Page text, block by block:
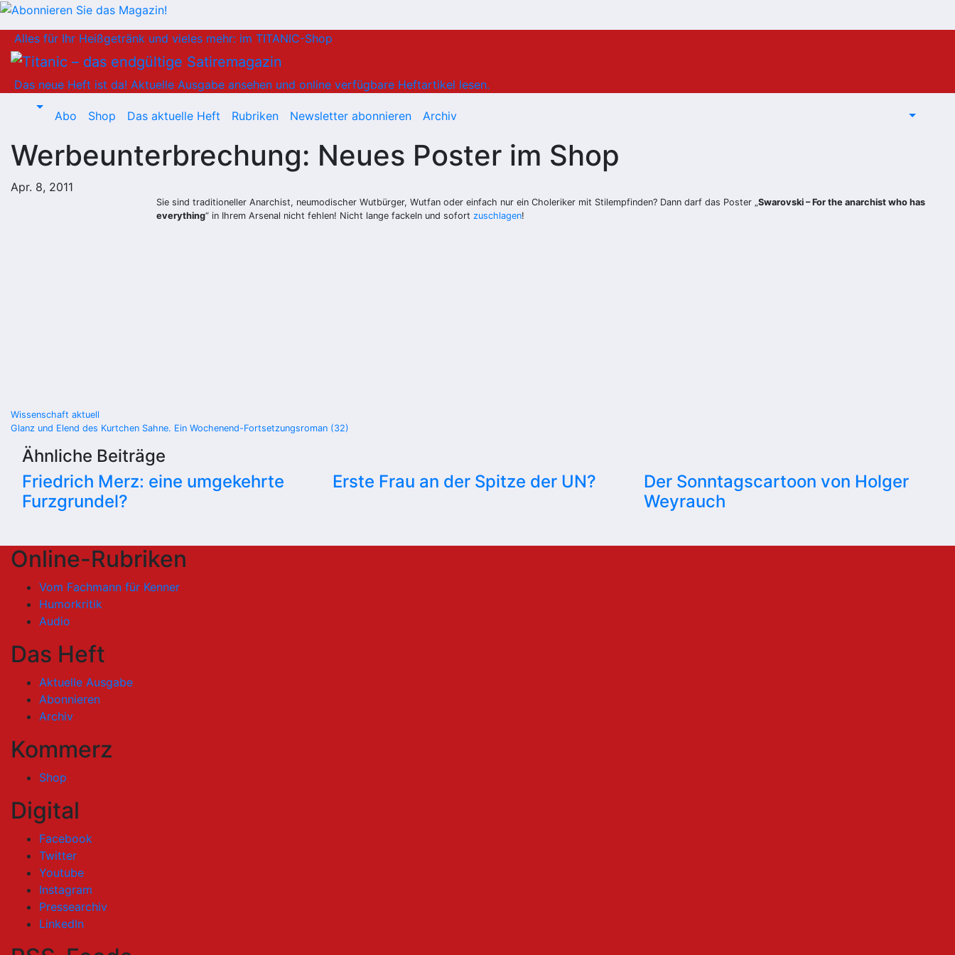
Inhalt
springen
Alles für Ihr Heißgetränk und vieles mehr: im TITANIC-Shop
Das neue Heft ist da! Aktuelle Ausgabe ansehen und online verfügbare Heftartikel lesen.
Abo Shop Das aktuelle Heft Rubriken Newsletter abonnieren Archiv
Werbeunterbrechung: Neues Poster im Shop
Apr. 8, 2011
Sie sind traditioneller Anarchist, neumodischer Wutbürger, Wutfan oder einfach nur ein Choleriker mit Stilempfinden? Dann darf das Poster „Swarovski – For the anarchist who has
everything“ in Ihrem Arsenal nicht fehlen! Nicht lange fackeln und sofort zuschlagen!
Beitragsnavigation
Wissenschaft aktuell
Glanz und Elend des Kurtchen Sahne. Ein Wochenend-Fortsetzungsroman (32)
Ähnliche Beiträge
Friedrich Merz: eine umgekehrte
Furzgrundel?
Erste Frau an der Spitze der UN?
Der Sonntagscartoon von Holger
Weyrauch
Online-Rubriken
Vom Fachmann für Kenner
Humorkritik
Audio
Das Heft
Aktuelle Ausgabe
Abonnieren
Archiv
Kommerz
Shop
Digital
Facebook
Twitter
Youtube
Instagram
Pressearchiv
LinkedIn